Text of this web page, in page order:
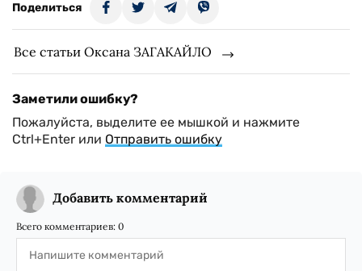
Поделиться
Все статьи Оксана ЗАГАКАЙЛО
Заметили ошибку?
Пожалуйста, выделите ее мышкой и нажмите
Ctrl+Enter или Отправить ошибку
Добавить комментарий
Всего комментариев: 0